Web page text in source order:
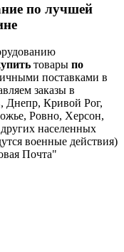
по лучшей
товары по
поставками в
заказы в
Днепр, Кривой Рог,
Ровно, Херсон,
населенных
военные действия)
Почта"